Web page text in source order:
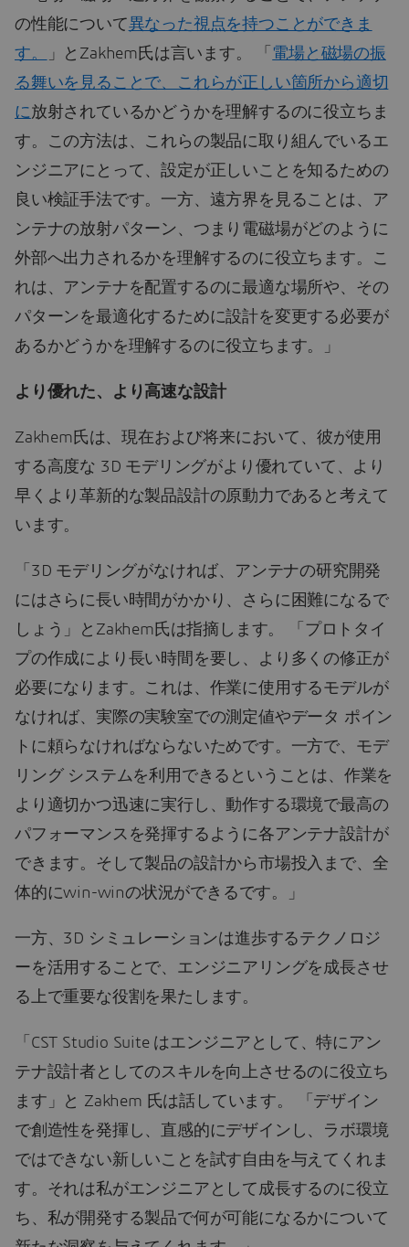
の性能について異なった視点を持つことができま
す。
」とZakhem氏は言います。 「 電場と磁場の振
る舞いを見ることで、これらが正しい箇所から適切
に放射されているかどうかを理解するのに役立ちま
す。この方法は、これらの製品に取り組んでいるエ
ンジニアにとって、設定が正しいことを知るための
良い検証手法です。一方、遠方界を見ることは、ア
ンテナの放射パターン、つまり電磁場がどのように
外部へ出力されるかを理解するのに役立ちます。こ
れは、アンテナを配置するのに最適な場所や、その
パターンを最適化するために設計を変更する必要が
あるかどうかを理解するのに役立ちます。」
より優れた、より高速な設計
Zakhem氏は、現在および将来において、彼が使用
する高度な 3D モデリングがより優れていて、より
早くより革新的な製品設計の原動力であると考えて
います。
「3D モデリングがなければ、アンテナの研究開発
にはさらに長い時間がかかり、さらに困難になるで
しょう」とZakhem氏は指摘します。 「プロトタイ
プの作成により長い時間を要し、より多くの修正が
必要になります。これは、作業に使用するモデルが
なければ、実際の実験室での測定値やデータ ポイン
トに頼らなければならないためです。一方で、モデ
リング システムを利用できるということは、作業を
より適切かつ迅速に実行し、動作する環境で最高の
パフォーマンスを発揮するように各アンテナ設計が
できます。そして製品の設計から市場投入まで、全
体的にwin-winの状況ができるです。」
一方、3D シミュレーションは進歩するテクノロジ
ーを活用することで、エンジニアリングを成長させ
る上で重要な役割を果たします。
「CST Studio Suite はエンジニアとして、特にアン
テナ設計者としてのスキルを向上させるのに役立ち
ます」と Zakhem 氏は話しています。 「デザイン
で創造性を発揮し、直感的にデザインし、ラボ環境
ではできない新しいことを試す自由を与えてくれま
す。それは私がエンジニアとして成長するのに役立
ち、私が開発する製品で何が可能になるかについて